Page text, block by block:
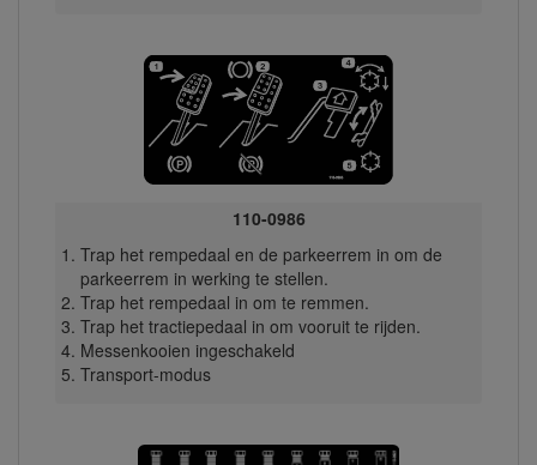
110-0986
Trap het rempedaal en de parkeerrem in om de
parkeerrem in werking te stellen.
Trap het rempedaal in om te remmen.
Trap het tractiepedaal in om vooruit te rijden.
Messenkooien ingeschakeld
Transport-modus